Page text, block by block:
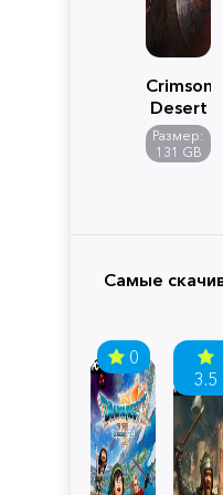
Crimson
Desert
Размер:
131 GB
Самые
0
3.5